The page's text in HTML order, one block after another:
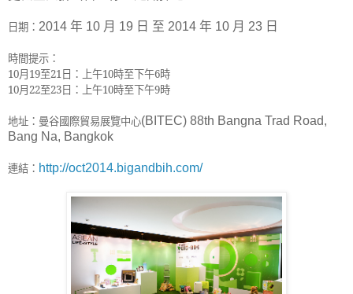
日期： 2014 年 10 月 19 日 至 2014 年 10 月 23 日
時間提示：
10月19至21日：上午10時至下午6時
10月22至23日：上午10時至下午9時
地址：曼谷國際貿易展覽中心(BITEC) 88th Bangna Trad Road,
Bang Na, Bangkok
連結： http://oct2014.bigandbih.com/